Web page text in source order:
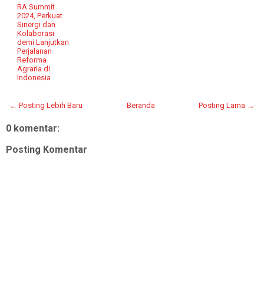
RA Summit
2024, Perkuat
Sinergi dan
Kolaborasi
demi Lanjutkan
Perjalanan
Reforma
Agraria di
Indonesia
← Posting Lebih Baru Posting Lama →
Beranda
0 komentar:
Posting Komentar